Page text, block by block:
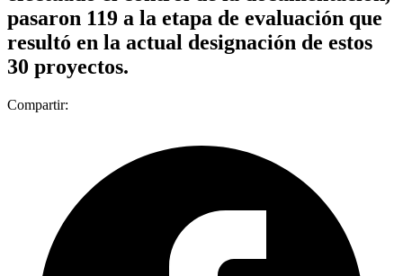
pasaron 119 a la etapa de evaluación que
resultó en la actual designación de estos
30 proyectos.
Compartir: